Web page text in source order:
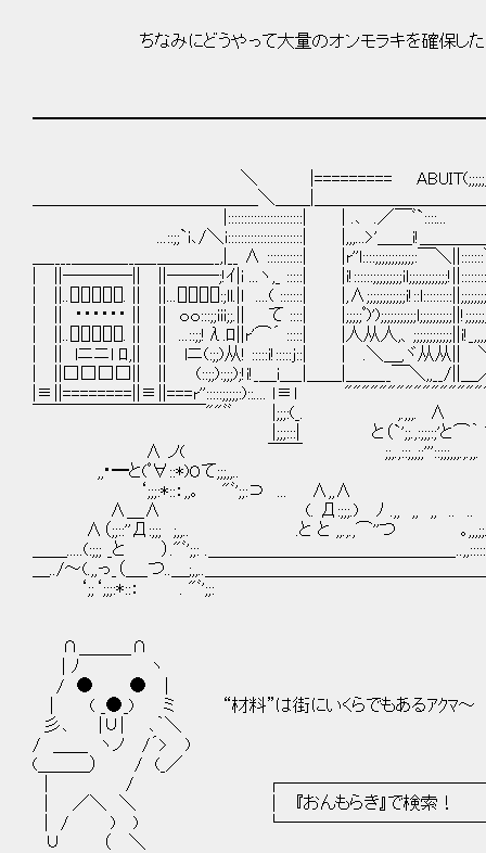
ちなみにどうやって大量のオンモラキを確保した
＼ |========= ABUIT(;;;;;;;:::::::::ノ
＿＿＿＿＿＿＿＿＿＿＿＿＿＼＿＿|＿＿＿＿＿＿＿＿＿＿
|:::::::::::::::::::::::| | .､ .／￣ﾞ`::::... ｀
...::;;`i､/＼i:::::::::::::::::::::::| |,,,...>'＿＿i!＿＿＿＿＿
＿____＿＿＿__＿_＿＿＿__,|__ ∧ :::::::::::| |r''l::::;;;;;;;;;;;;:￣＼
| ||――――|| ||―――;!ｲ|i ...ヽ,_ :::::|
| ||..[][][][][]. || ||...[][][][]:;ll.|l ....( :::::::|
| || ・・・・・・ || || ｏｏ:::;;iii;;.|| て ::::| |;;;;;ﾟ
| ||..[][][][][]. || || ...::;;!λ.ﾛ||r'⌒´ :::::| |人从人,、;;;;;;;;;;;;||i!_,,,,
| || lニニl ﾛ,|| || lニ(:;;)从! :::::i!:::::j::| | .＼＿,ヾ从从||
| ||□□□□|| || (::;;):;;;);!i!_＿i＿_|＿＿|＿＿__￣＼,,__/||＿
|≡||========||≡||===r'':::::;;;;;:)::.... ｌ≡ｌ
￣￣￣￣￣￣￣￣￣￣""ﾞﾞ |;;;:(_. ,.,,,. ∧
|;;;:::| と（`';;.,:;;;:;'と⌒｀
∧ ノ( ￣￣
,,･━と(ﾟ∀::*)Oて;;;,,.. ::(ﾟ
‘;;;:*::：,,｡ "ﾞ';;:⊃ ... ∧,,∧
∧＿∧ (. Д:;;;.) ﾉ .,, ,, ,, .. .. ,o｡
∧（;;::''Д:;;; ;,,.. .と と ,,.,.,⌒''つ ｡,,,;;ﾉд
＿＿.....(:;;; _と ）."ﾞ';;: .＿＿＿＿＿＿＿＿＿＿＿＿＿＿
＿../～(.,,っ_（＿_つ..＿;,,..＿＿＿＿＿＿＿＿＿＿＿＿＿＿＿
‘;;‘;;;:*::： . "ﾞ';;:
∩＿＿＿∩
| ﾉ ヽ
/ ● ● |
| ( _●_) ミ “材料”は街にいくらでもあるｱｸﾏ～
彡､ |∪| ､｀＼
/ ＿＿ ヽノ /´> )
(＿＿＿） / (_／
| /
| ／＼ ＼ │ 『おんもらき』で検索
| / ) )
∪ （ ＼